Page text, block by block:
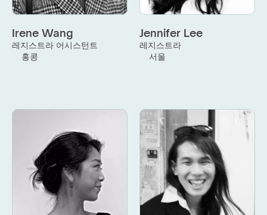
Irene Wang
레지스트라 어시스턴트
홍콩
Jennifer Lee
레지스트라
서울